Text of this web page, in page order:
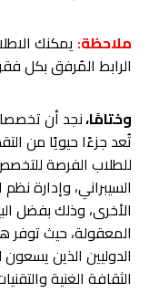
ملاحظة: يمكنك
الرابط المُرفق بكل
وختامًا،نجد أن
تُعد جزءًا حيويًا من
للطلاب الفرصة
السيبراني، وإدارة
الأخرى، وذلك بفضل
المعقولة، حيث توفر
الدوليين الذين
الثقافة الغنية